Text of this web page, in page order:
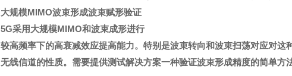
大规模MIMO波束形成波束赋形验证
5G采用大规模MIMO和波束成形进行
较高频率下的高衰减效应提高能力。特别是波束转向和波束扫荡对应对这
无线信道的性质。需要提供测试解决方案一种验证波束形成精度的简单方